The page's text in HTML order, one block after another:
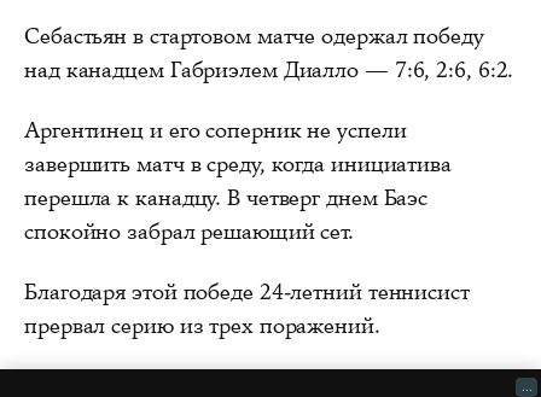
Себастьян в стартовом матче одержал победу
над канадцем Габриэлем Диалло — 7:6, 2:6, 6:2.
Аргентинец и его соперник не успели
завершить матч в среду, когда инициатива
перешла к канадцу. В четверг днем Баэс
спокойно забрал решающий сет.
Благодаря этой победе 24-летний теннисист
прервал серию из трех поражений.
...